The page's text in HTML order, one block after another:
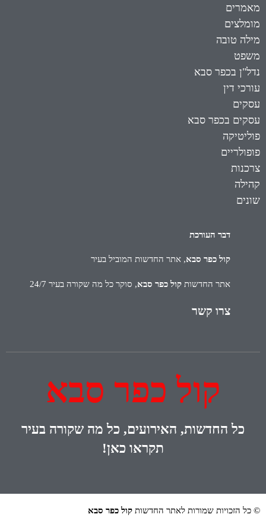
מאמרים
מומלצים
מילה טובה
משפט
נדל"ן בכפר סבא
עורכי דין
עסקים
עסקים בכפר סבא
פוליטיקה
פופולריים
צרכנות
קהילה
שונים
דבר העורכת
קול כפר סבא, אתר החדשות המוביל בעיר
אתר החדשות קול כפר סבא, סוקר כל מה שקורה בעיר 24/7
צרו קשר
קול כפר סבא
כל החדשות, האירועים, כל מה שקורה בעיר
תקראו כאן!
© כל הזכויות שמורות לאתר החדשות קול כפר סבא